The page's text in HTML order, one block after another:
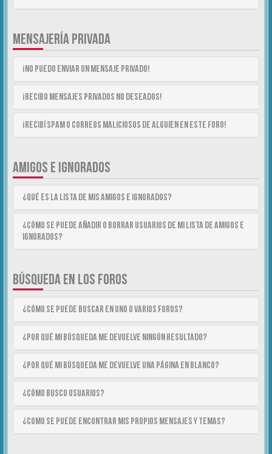
MENSAJERÍA PRIVADA
¡No puedo enviar un mensaje privado!
¡Recibo mensajes privados no deseados!
¡Recibí spam o correos maliciosos de alguien en este foro!
AMIGOS E IGNORADOS
¿Qué es la lista de Mis Amigos e Ignorados?
¿Cómo se puede añadir o borrar usuarios de mi lista de Amigos e
Ignorados?
BÚSQUEDA EN LOS FOROS
¿Cómo se puede buscar en uno o varios foros?
¿Por qué mi búsqueda me devuelve ningún resultado?
¿Por qué mi búsqueda me devuelve una página en blanco?
¿Cómo busco usuarios?
¿Como se puede encontrar mis propios mensajes y temas?